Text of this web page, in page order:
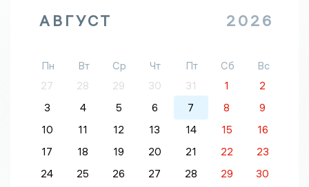
АВГУСТ 2026
Пн Вт Ср Чт Пт Сб
Вс
27
28 29 30 31 1
2
3
4 5 6 7 8
9
10
11 12 13 14 15
16
17
18 19 20 21 22
23
24
25 26 27 28 29
30